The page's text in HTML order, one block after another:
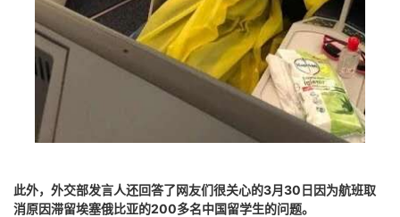
此外，外交部发言人还回答了网友们很关心的3月30日因为航班取
消原因滞留埃塞俄比亚的200多名中国留学生的问题。